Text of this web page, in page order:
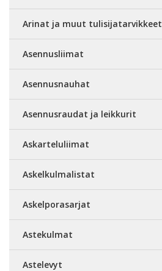
Arinat ja muut tulisijatarvikkeet
Asennusliimat
Asennusnauhat
Asennusraudat ja leikkurit
Askarteluliimat
Askelkulmalistat
Askelporasarjat
Astekulmat
Astelevyt